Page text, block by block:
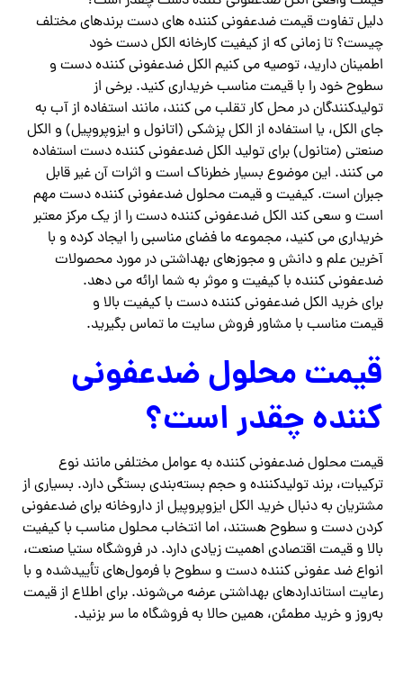
دلیل تفاوت قیمت ضدعفونی کننده های دست برندهای مختلف
چیست؟ تا زمانی که از کیفیت کارخانه الکل دست خود
اطمینان دارید، توصیه می کنیم الکل ضدعفونی کننده دست و
سطوح خود را با قیمت مناسب خریداری کنید. برخی از
تولیدکنندگان در محل کار تقلب می کنند، مانند استفاده از آب به
جای الکل، یا استفاده از الکل پزشکی (اتانول و ایزوپروپیل) و الکل
صنعتی (متانول) برای تولید الکل ضدعفونی کننده دست استفاده
می کنند. این موضوع بسیار خطرناک است و اثرات آن غیر قابل
جبران است. کیفیت و قیمت محلول ضدعفونی کننده دست مهم
است و سعی کند الکل ضدعفونی کننده دست را از یک مرکز معتبر
خریداری می کنید، مجموعه ما فضای مناسبی را ایجاد کرده و با
آخرین علم و دانش و مجوزهای بهداشتی در مورد محصولات
ضدعفونی کننده با کیفیت و موثر به شما ارائه می دهد.
برای خرید الکل ضدعفونی کننده دست با کیفیت بالا و
قیمت مناسب با مشاور فروش سایت ما تماس بگیرید.
قیمت محلول ضدعفونی
کننده چقدر است؟
قیمت محلول ضدعفونی کننده به عوامل مختلفی مانند نوع
ترکیبات، برند تولیدکننده و حجم بسته‌بندی بستگی دارد. بسیاری از
مشتریان به دنبال خرید الکل ایزوپروپیل از داروخانه برای ضدعفونی
کردن دست و سطوح هستند، اما انتخاب محلول مناسب با کیفیت
بالا و قیمت اقتصادی اهمیت زیادی دارد. در فروشگاه ستیا صنعت،
انواع ضد عفونی کننده دست و سطوح با فرمول‌های تأییدشده و با
رعایت استانداردهای بهداشتی عرضه می‌شوند. برای اطلاع از قیمت
به‌روز و خرید مطمئن، همین حالا به فروشگاه ما سر بزنید.